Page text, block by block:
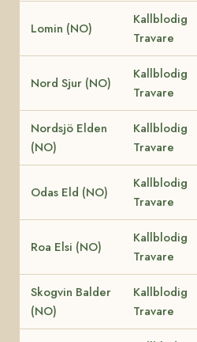
Lomin (NO)
Kallblodig
Travare
Nord Sjur (NO)
Kallblodig
Travare
Nordsjö Elden
(NO)
Kallblodig
Travare
Odas Eld (NO)
Kallblodig
Travare
Roa Elsi (NO)
Kallblodig
Travare
Skogvin Balder
(NO)
Kallblodig
Travare